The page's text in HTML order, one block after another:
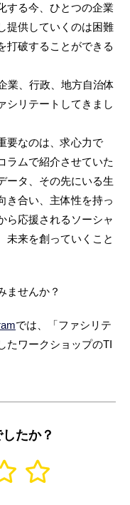
する今、ひとつの企業
提供していくのは困難
打破することができる
業、行政、地方自治体
シリテートしてきまし
要なのは、求心力で
ラムで紹介させていた
ータ、その先にいる生
き合い、主体性を持っ
ら応援されるソーシャ
未来を創っていくこと
ませんか？
では、「ファシリテ
たワークショップのTI
たか？